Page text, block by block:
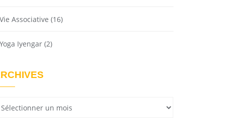
Vie Associative (16)
Yoga Iyengar (2)